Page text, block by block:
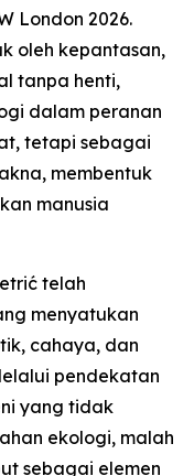
London 2026.
oleh kepantasan,
tanpa henti,
dalam peranan
tetapi sebagai
membentuk
manusia
telah
menyatukan
cahaya, dan
pendekatan
yang tidak
ekologi, malah
sebagai elemen